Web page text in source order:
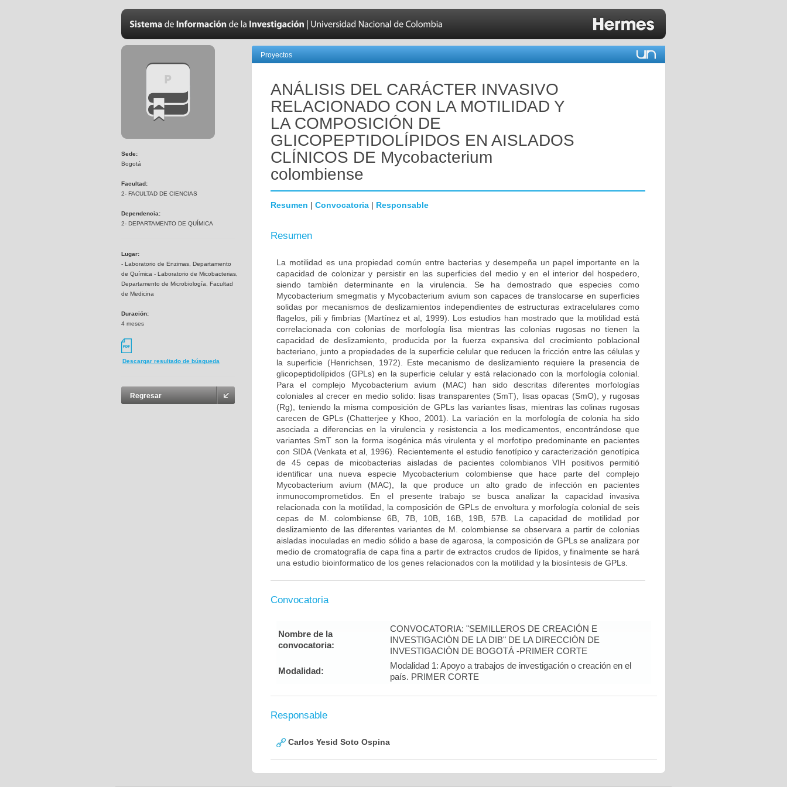
Sede:
Bogotá
Facultad:
2- FACULTAD DE CIENCIAS
Dependencia:
2- DEPARTAMENTO DE QUÍMICA
Lugar:
- Laboratorio de Enzimas, Departamento
de Química - Laboratorio de Micobacterias,
Departamento de Microbiología, Facultad
de Medicina
Duración:
4 meses
Descargar resultado de búsqueda
Regresar
Proyectos
ANÁLISIS DEL CARÁCTER INVASIVO
RELACIONADO CON LA MOTILIDAD Y
LA COMPOSICIÓN DE
GLICOPEPTIDOLÍPIDOS EN AISLADOS
CLÍNICOS DE Mycobacterium
colombiense
Resumen | Convocatoria | Responsable
Resumen
La motilidad es una propiedad común entre bacterias y desempeña un papel importante en la
capacidad de colonizar y persistir en las superficies del medio y en el interior del hospedero,
siendo también determinante en la virulencia. Se ha demostrado que especies como
Mycobacterium smegmatis y Mycobacterium avium son capaces de translocarse en superficies
solidas por mecanismos de deslizamientos independientes de estructuras extracelulares como
flagelos, pili y fimbrias (Martínez et al, 1999). Los estudios han mostrado que la motilidad está
correlacionada con colonias de morfología lisa mientras las colonias rugosas no tienen la
capacidad de deslizamiento, producida por la fuerza expansiva del crecimiento poblacional
bacteriano, junto a propiedades de la superficie celular que reducen la fricción entre las células y
la superficie (Henrichsen, 1972). Este mecanismo de deslizamiento requiere la presencia de
glicopeptidolípidos (GPLs) en la superficie celular y está relacionado con la morfología colonial.
Para el complejo Mycobacterium avium (MAC) han sido descritas diferentes morfologías
coloniales al crecer en medio solido: lisas transparentes (SmT), lisas opacas (SmO), y rugosas
(Rg), teniendo la misma composición de GPLs las variantes lisas, mientras las colinas rugosas
carecen de GPLs (Chatterjee y Khoo, 2001). La variación en la morfología de colonia ha sido
asociada a diferencias en la virulencia y resistencia a los medicamentos, encontrándose que
variantes SmT son la forma isogénica más virulenta y el morfotipo predominante en pacientes
con SIDA (Venkata et al, 1996). Recientemente el estudio fenotípico y caracterización genotípica
de 45 cepas de micobacterias aisladas de pacientes colombianos VIH positivos permitió
identificar una nueva especie Mycobacterium colombiense que hace parte del complejo
Mycobacterium avium (MAC), la que produce un alto grado de infección en pacientes
inmunocomprometidos. En el presente trabajo se busca analizar la capacidad invasiva
relacionada con la motilidad, la composición de GPLs de envoltura y morfología colonial de seis
cepas de M. colombiense 6B, 7B, 10B, 16B, 19B, 57B. La capacidad de motilidad por
deslizamiento de las diferentes variantes de M. colombiense se observara a partir de colonias
aisladas inoculadas en medio sólido a base de agarosa, la composición de GPLs se analizara por
medio de cromatografía de capa fina a partir de extractos crudos de lípidos, y finalmente se hará
una estudio bioinformatico de los genes relacionados con la motilidad y la biosíntesis de GPLs.
Convocatoria
Nombre de la
convocatoria:
CONVOCATORIA: "SEMILLEROS DE CREACIÓN E
INVESTIGACIÓN DE LA DIB" DE LA DIRECCIÓN DE
INVESTIGACIÓN DE BOGOTÁ -PRIMER CORTE
Modalidad:
Modalidad 1: Apoyo a trabajos de investigación o creación en el
país. PRIMER CORTE
Responsable
Carlos Yesid Soto Ospina